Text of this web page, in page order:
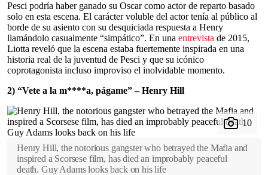
Pesci podría haber ganado su Oscar como actor de reparto basado
solo en esta escena. El carácter voluble del actor tenía al público al
borde de su asiento con su desquiciada respuesta a Henry
llamándolo casualmente “simpático”. En una entrevista de 2015,
Liotta reveló que la escena estaba fuertemente inspirada en una
historia real de la juventud de Pesci y que su icónico
coprotagonista incluso improviso el inolvidable momento.
2) “Vete a la m****a, págame” – Henry Hill
Henry Hill, the notorious gangster who betrayed the Mafia and
inspired a Scorsese film, has died an improbably peaceful
death. Guy Adams looks back on his life